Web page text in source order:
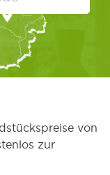
von
zur